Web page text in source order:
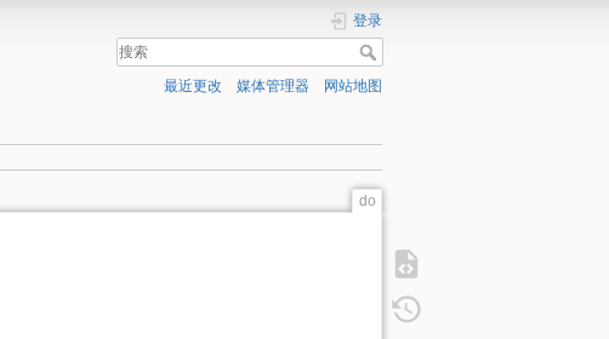
登录
最近更改 媒体管理器 网站地图
do